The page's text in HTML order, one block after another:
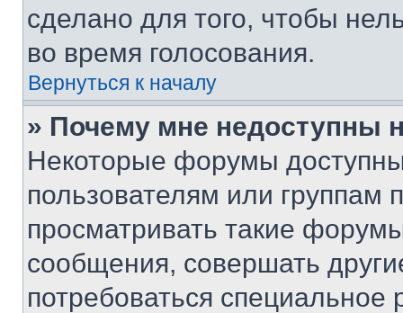
сделано для того, чтобы
во время голосования.
Вернуться к началу
» Почему мне недоступны
Некоторые форумы
пользователям или группам
просматривать такие
сообщения, совершать
потребоваться